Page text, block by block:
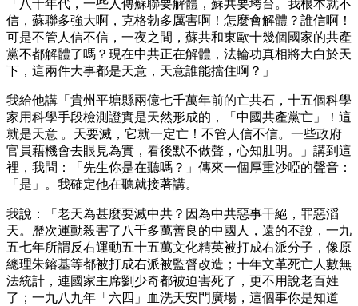
「八十年代，一些人傳蘇聯要解體，蘇共要垮台。我根本就不
信，蘇聯多強大啊，克格勃多厲害啊！怎麼會解體？誰信啊！
可是不管人信不信，一夜之間，蘇共和東歐十幾個國家的共產
黨不都解體了嗎？現在中共正在解體，法輪功真相將大白於天
下，這兩件大事都是天意，天意誰能擋住啊？」
我給他講「貴州平塘縣兩億七千萬年前的亡共石，十五個科學
家用科學手段檢測證實是天然形成的，「中國共產黨亡」！這
就是天意 。天要滅，它就一定亡！不管人信不信。一些政府
官員藉機會去眼見為實，看後默不做聲，心知肚明。」講到這
裡，我問：「先生你是在聽嗎？」傳來一個厚重沙啞的聲音：
「是」。我確定他在聽就接著講。
我說：「老天為甚麼要滅中共？因為中共惡事干絕，罪惡滔
天。歷次運動殺害了八千多萬善良的中國人，遠的不說，一九
五七年所謂反右運動五十五萬文化精英被打成右派分子，像原
總理朱鎔基等都被打成右派被監督改造；十年文革死亡人數無
法統計，連國家主席劉少奇都被迫害死了，更不用說老百姓
了；一九八九年「六四」血洗天安門廣場，這個事你是知道